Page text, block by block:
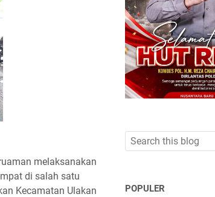
melaksanakan
di salah satu
Kecamatan Ulakan
POPULER